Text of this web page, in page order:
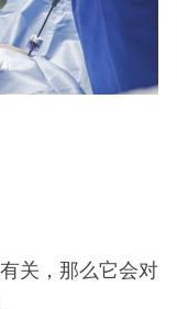
关，那么它会对